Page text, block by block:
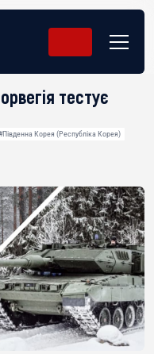
тестує
Корея (Республіка Корея)